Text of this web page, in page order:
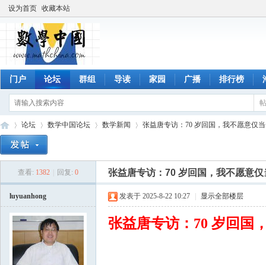
设为首页 收藏本站
门户 论坛 群组 导读 家园 广播 排行榜
论坛
›
数学中国论坛 数学新闻
›
张益唐专访：70 岁回国，我不愿意仅
查看: 1382 回复: 0 张益唐专访：70 岁回国，我不愿意
luyuanhong 发表于 2025-8-22 10:27 显示全部楼层
张益唐专访：70 岁回国